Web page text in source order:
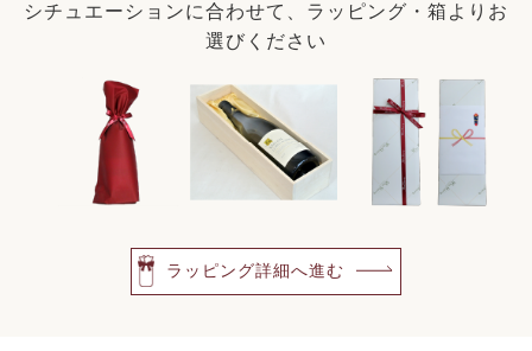
シチュエーションに合わせて、ラッピング・箱よりお
選びください
ラッピング詳細へ進む